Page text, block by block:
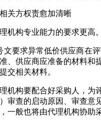
关方权责愈加清晰
机构专业能力的要求更高
文要求异常低价供应商在
、供应商应准备的材料和
交相关材料。
机构要配合好采购人，为
审查的启动原因、审查意
一般也将由代理机构协助